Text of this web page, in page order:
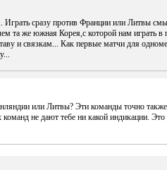
Играть сразу против Франции или Литвы
та же южная Корея,с которой нам играть
и связкам... Как первые матчи для
или Литвы? Эти команды точно также
не дают тебе ни какой индикации. Это